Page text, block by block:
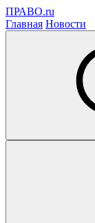
ПРАВО.ru
Главная Новости